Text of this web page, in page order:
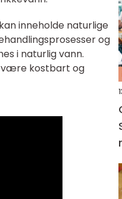
inneholde naturlige
og
i naturlig vann.
være kostbart og